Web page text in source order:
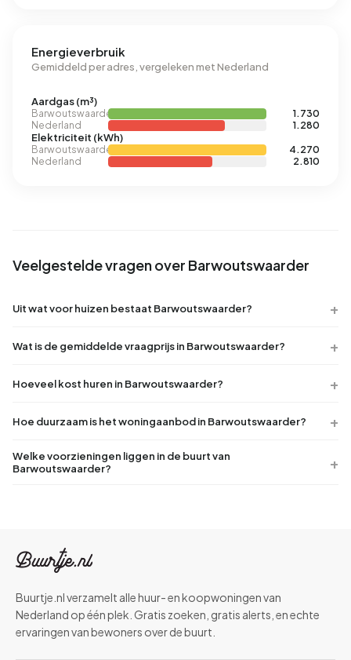
Energieverbruik
Gemiddeld per adres, vergeleken met Nederland
Aardgas (m³)
Barwoutswaarder
1.730
Nederland
1.280
Elektriciteit (kWh)
Barwoutswaarder
4.270
Nederland
2.810
Veelgestelde vragen over Barwoutswaarder
Uit wat voor huizen bestaat Barwoutswaarder?
Wat is de gemiddelde vraagprijs in Barwoutswaarder?
Hoeveel kost huren in Barwoutswaarder?
Hoe duurzaam is het woningaanbod in Barwoutswaarder?
Welke voorzieningen liggen in de buurt van
Barwoutswaarder?
Buurtje.nl verzamelt alle huur- en koopwoningen van
Nederland op één plek. Gratis zoeken, gratis alerts, en echte
ervaringen van bewoners over de buurt.